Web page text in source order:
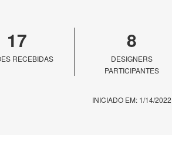
17
RECEBIDAS
8
DESIGNERS
PARTICIPANTES
INICIADO EM: 1/14/2022